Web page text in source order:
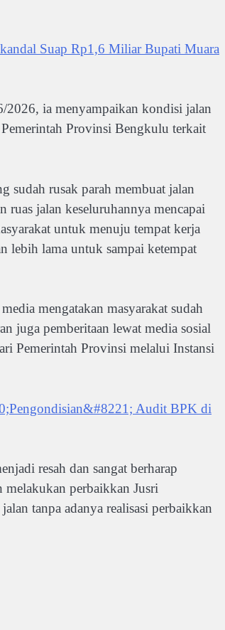
Suap Rp1,6 Miliar Bupati Muara
2026, ia menyampaikan kondisi jalan
Provinsi Bengkulu terkait
sudah rusak parah membuat jalan
ruas jalan keseluruhannya mencapai
untuk menuju tempat kerja
lebih lama untuk sampai ketempat
mengatakan masyarakat sudah
juga pemberitaan lewat media sosial
Pemerintah Provinsi melalui Instansi
Audit BPK di
resah dan sangat berharap
perbaikkan Jusri
tanpa adanya realisasi perbaikkan